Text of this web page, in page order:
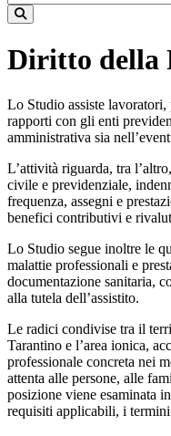
Diritto della
Lo Studio assiste lavoratori,
rapporti con gli enti
amministrativa sia
L’attività riguarda, tra
civile e previdenziale,
frequenza, assegni e
benefici contributivi e
Lo Studio segue inoltre le
malattie professionali e
documentazione sanitaria,
alla tutela dell’assistito.
Le radici condivise tra il
Tarantino e l’area ionica,
professionale concreta nei
attenta alle persone, alle
posizione viene esaminata
requisiti applicabili, i